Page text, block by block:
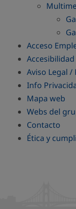
Acceso
Accesibilidad
Aviso Legal
Info
Mapa web
Webs del
Contacto
Ética y